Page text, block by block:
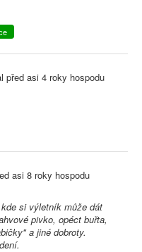
před asi 4 roky hospodu
asi 8 roky hospodu
si výletník může dát
pivko, opéct buřta,
a jiné dobroty.